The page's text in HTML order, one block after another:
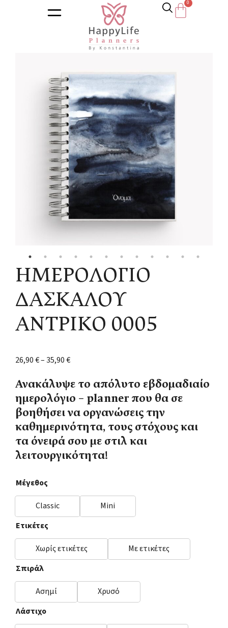
Κατάστημα/Ημερολόγια
ΗΜΕΡΟΛΟΓΙΟ
ΔΑΣΚΑΛΟΥ
ΑΝΤΡΙΚΟ 0005
26,90€–35,90€
Ανακάλυψε το απόλυτο εβδομαδιαίο
ημερολόγιο – planner που θα σε
βοηθήσει να οργανώσεις την
καθημερινότητα, τους στόχους και
τα όνειρά σου με στιλ και
λειτουργικότητα!
Μέγεθος
Classic
Mini
Ετικέτες
Χωρίς ετικέτες
Με ετικέτες
Σπιράλ
Ασημί
Χρυσό
Λάστιχο